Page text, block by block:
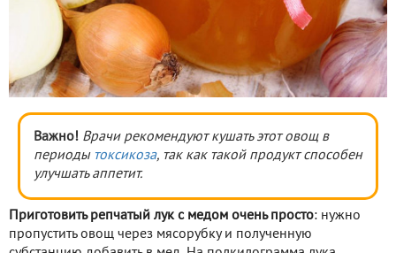
Важно! Врачи рекомендуют кушать этот овощ в
периоды токсикоза, так как такой продукт способен
улучшать аппетит.
Приготовить репчатый лук с медом очень просто: нужно
пропустить овощ через мясорубку и полученную